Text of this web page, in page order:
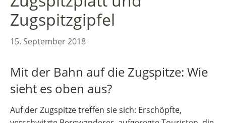
Zugspitzgipfel
15. September 2018
Mit der Bahn auf die Zugspitze: Wie
sieht es oben aus?
Auf der Zugspitze treffen sie sich: Erschöpfte,